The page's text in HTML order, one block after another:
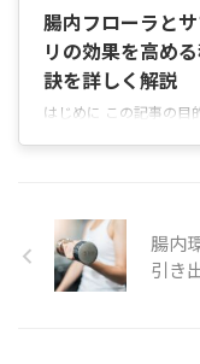
あっても、どこまで信じ
いのか迷う」「選ぶとき
準がはっきりしない」
うに、気になりつつも判
つかず、そのままになっ
きく変わります。 この
は、菌株ごとの研究結
とに、「どこまで期待
腸内フローラと
リの効果を高め
訣を詳しく解説
はじめに この記事の目
しい専門用語は避け、
を交えてわかりやすく
ます。普段の食事や生
腸内
引き